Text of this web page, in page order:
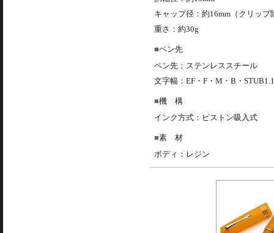
キャップ径：約16mm（クリッ
重さ：約30g
ペン先
ペン先：ステンレススチール
文字幅：EF・F・M・B・
機 構
インク方式：ピストン吸入式
素 材
ボディ：レジン